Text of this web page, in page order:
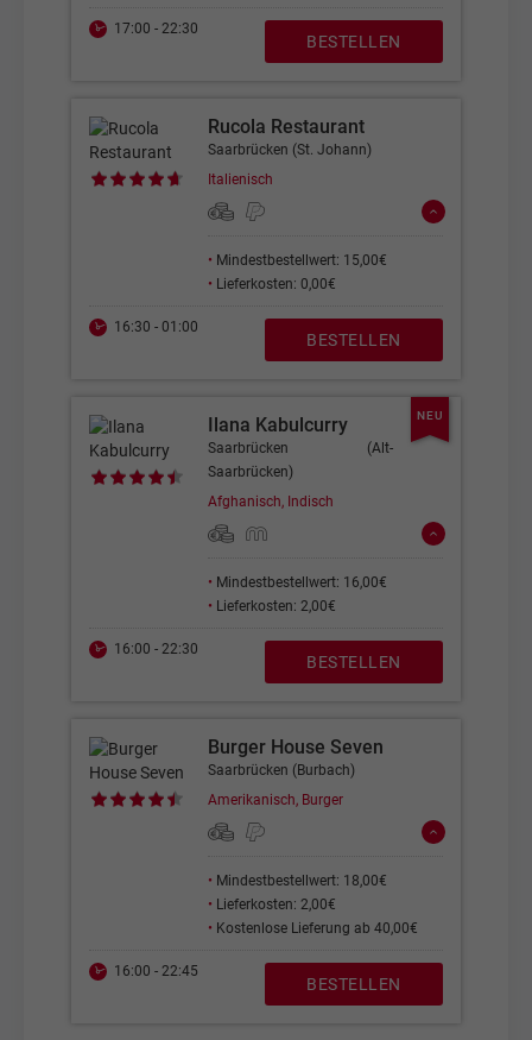
17:00 - 22:30
BESTELLEN
Rucola Restaurant
Saarbrücken (St. Johann)
Italienisch
• Mindestbestellwert: 15,00€
• Lieferkosten: 0,00€
16:30 - 01:00
BESTELLEN
NEU
Ilana Kabulcurry
Saarbrücken (Alt-
Saarbrücken)
Afghanisch, Indisch
• Mindestbestellwert: 16,00€
• Lieferkosten: 2,00€
16:00 - 22:30
BESTELLEN
Burger House Seven
Saarbrücken (Burbach)
Amerikanisch, Burger
• Mindestbestellwert: 18,00€
• Lieferkosten: 2,00€
• Kostenlose Lieferung ab 40,00€
16:00 - 22:45
BESTELLEN